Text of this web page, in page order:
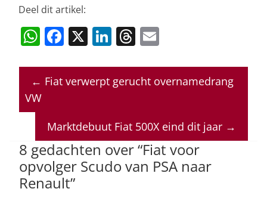
Deel dit artikel:
W
at
s
p
p
F
c
e
o
o
k
X Li
k
e
n
T
re
a
s
ai
l
← Fiat verwerpt gerucht overnamedrang
VW
Marktdebuut Fiat 500X eind dit jaar →
8 gedachten over “Fiat voor
opvolger Scudo van PSA naar
Renault”